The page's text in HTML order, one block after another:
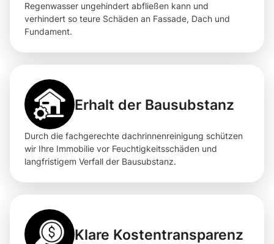
Regenwasser ungehindert abfließen kann und
verhindert so teure Schäden an Fassade, Dach und
Fundament.
Erhalt der Bausubstanz
Durch die fachgerechte dachrinnenreinigung schützen
wir Ihre Immobilie vor Feuchtigkeitsschäden und
langfristigem Verfall der Bausubstanz.
Klare Kostentransparenz